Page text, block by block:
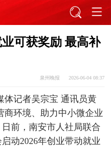
可获奖励 最高补
泉州晚报 2026-06-04 08:37
体记者吴宗宝 通讯员黄
商环境、助力中小微企业
前，南安市人社局联合
动2026年创业带动就业